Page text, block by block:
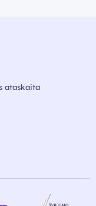
ataskaita